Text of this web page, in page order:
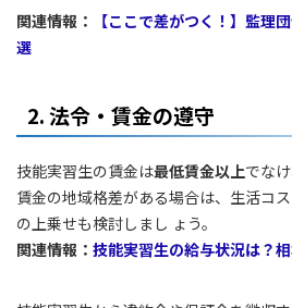
関連情報：
【ここで差がつく！】監理
選
2. 法令・賃金の遵守
技能実習生の賃金は最低賃金以上でな
賃金の地域格差がある場合は、生活コ
の上乗せも検討しまし ょう。
関連情報： 技能実習生の給与状況は？